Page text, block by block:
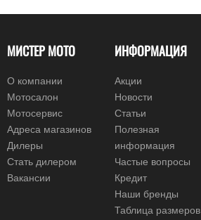
МИСТЕР МОТО
О компании
Мотосалон
Мотосервис
Адреса магазинов
Дилеры
Стать дилером
Вакансии
ИНФОРМАЦИЯ
Акции
Новости
Статьи
Полезная
информация
Частые вопросы
Кредит
Наши бренды
Таблица размеров